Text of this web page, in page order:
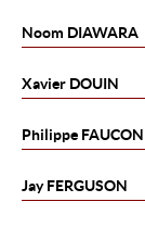
Noom DIAWARA
Xavier DOUIN
Philippe FAUCON
JayFERGUSON